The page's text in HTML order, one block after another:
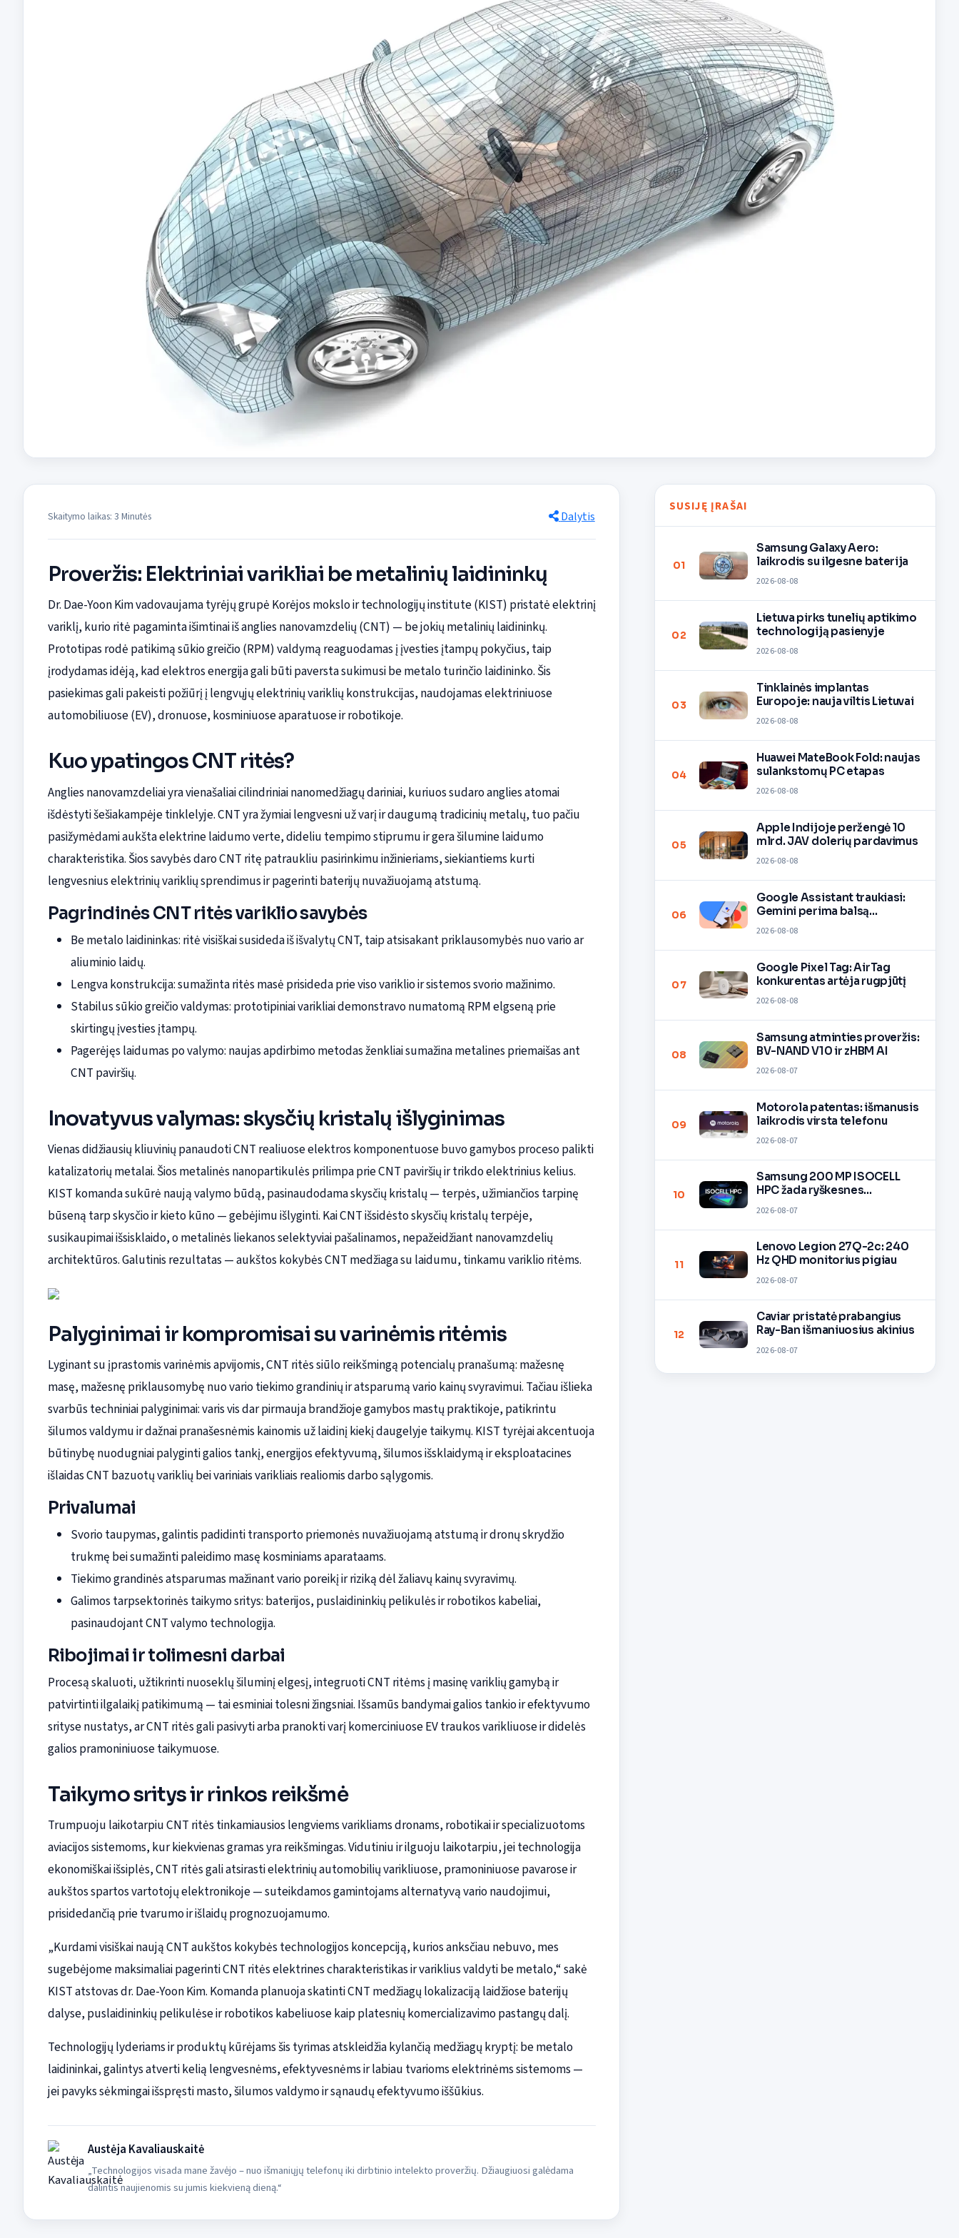
Skaitymo laikas: 3 Minutės Dalytis
Proveržis: Elektriniai varikliai be metalinių laidininkų
Dr. Dae-Yoon Kim vadovaujama tyrėjų grupė Korėjos mokslo ir technologijų institute (KIST) pristatė elektrinį
variklį, kurio ritė pagaminta išimtinai iš anglies nanovamzdelių (CNT) — be jokių metalinių laidininkų.
Prototipas rodė patikimą sūkio greičio (RPM) valdymą reaguodamas į įvesties įtampų pokyčius, taip
įrodydamas idėją, kad elektros energija gali būti paversta sukimusi be metalo turinčio laidininko. Šis
pasiekimas gali pakeisti požiūrį į lengvųjų elektrinių variklių konstrukcijas, naudojamas elektriniuose
automobiliuose (EV), dronuose, kosminiuose aparatuose ir robotikoje.
Kuo ypatingos CNT ritės?
Anglies nanovamzdeliai yra vienašaliai cilindriniai nanomedžiagų dariniai, kuriuos sudaro anglies atomai
išdėstyti šešiakampėje tinklelyje. CNT yra žymiai lengvesni už varį ir daugumą tradicinių metalų, tuo pačiu
pasižymėdami aukšta elektrine laidumo verte, dideliu tempimo stiprumu ir gera šilumine laidumo
charakteristika. Šios savybės daro CNT ritę patraukliu pasirinkimu inžinieriams, siekiantiems kurti
lengvesnius elektrinių variklių sprendimus ir pagerinti baterijų nuvažiuojamą atstumą.
Pagrindinės CNT ritės variklio savybės
Be metalo laidininkas: ritė visiškai susideda iš išvalytų CNT, taip atsisakant priklausomybės nuo vario ar
aliuminio laidų.
Lengva konstrukcija: sumažinta ritės masė prisideda prie viso variklio ir sistemos svorio mažinimo.
Stabilus sūkio greičio valdymas: prototipiniai varikliai demonstravo numatomą RPM elgseną prie
skirtingų įvesties įtampų.
Pagerėjęs laidumas po valymo: naujas apdirbimo metodas ženkliai sumažina metalines priemaišas ant
CNT paviršių.
Inovatyvus valymas: skysčių kristalų išlyginimas
Vienas didžiausių kliuvinių panaudoti CNT realiuose elektros komponentuose buvo gamybos proceso palikti
katalizatorių metalai. Šios metalinės nanopartikulės prilimpa prie CNT paviršių ir trikdo elektrinius kelius.
KIST komanda sukūrė naują valymo būdą, pasinaudodama skysčių kristalų — terpės, užimiančios tarpinę
būseną tarp skysčio ir kieto kūno — gebėjimu išlyginti. Kai CNT išsidėsto skysčių kristalų terpėje,
susikaupimai išsisklaido, o metalinės liekanos selektyviai pašalinamos, nepažeidžiant nanovamzdelių
architektūros. Galutinis rezultatas — aukštos kokybės CNT medžiaga su laidumu, tinkamu variklio ritėms.
Palyginimai ir kompromisai su varinėmis ritėmis
Lyginant su įprastomis varinėmis apvijomis, CNT ritės siūlo reikšmingą potencialų pranašumą: mažesnę
masę, mažesnę priklausomybę nuo vario tiekimo grandinių ir atsparumą vario kainų svyravimui. Tačiau išlieka
svarbūs techniniai palyginimai: varis vis dar pirmauja brandžioje gamybos mastų praktikoje, patikrintu
šilumos valdymu ir dažnai pranašesnėmis kainomis už laidinį kiekį daugelyje taikymų. KIST tyrėjai akcentuoja
būtinybę nuodugniai palyginti galios tankį, energijos efektyvumą, šilumos išsklaidymą ir eksploatacines
išlaidas CNT bazuotų variklių bei variniais varikliais realiomis darbo sąlygomis.
Privalumai
Svorio taupymas, galintis padidinti transporto priemonės nuvažiuojamą atstumą ir dronų skrydžio
trukmę bei sumažinti paleidimo masę kosminiams aparataams.
Tiekimo grandinės atsparumas mažinant vario poreikį ir riziką dėl žaliavų kainų svyravimų.
Galimos tarpsektorinės taikymo sritys: baterijos, puslaidininkių pelikulės ir robotikos kabeliai,
pasinaudojant CNT valymo technologija.
Ribojimai ir tolimesni darbai
Procesą skaluoti, užtikrinti nuoseklų šiluminį elgesį, integruoti CNT ritėms į masinę variklių gamybą ir
patvirtinti ilgalaikį patikimumą — tai esminiai tolesni žingsniai. Išsamūs bandymai galios tankio ir efektyvumo
srityse nustatys, ar CNT ritės gali pasivyti arba pranokti varį komerciniuose EV traukos varikliuose ir didelės
galios pramoniniuose taikymuose.
Taikymo sritys ir rinkos reikšmė
Trumpuoju laikotarpiu CNT ritės tinkamiausios lengviems varikliams dronams, robotikai ir specializuotoms
aviacijos sistemoms, kur kiekvienas gramas yra reikšmingas. Vidutiniu ir ilguoju laikotarpiu, jei technologija
ekonomiškai išsiplės, CNT ritės gali atsirasti elektrinių automobilių varikliuose, pramoniniuose pavarose ir
aukštos spartos vartotojų elektronikoje — suteikdamos gamintojams alternatyvą vario naudojimui,
prisidedančią prie tvarumo ir išlaidų prognozuojamumo.
„Kurdami visiškai naują CNT aukštos kokybės technologijos koncepciją, kurios anksčiau nebuvo, mes
sugebėjome maksimaliai pagerinti CNT ritės elektrines charakteristikas ir variklius valdyti be metalo,“ sakė
KIST atstovas dr. Dae-Yoon Kim. Komanda planuoja skatinti CNT medžiagų lokalizaciją laidžiose baterijų
dalyse, puslaidininkių pelikulėse ir robotikos kabeliuose kaip platesnių komercializavimo pastangų dalį.
Technologijų lyderiams ir produktų kūrėjams šis tyrimas atskleidžia kylančią medžiagų kryptį: be metalo
laidininkai, galintys atverti kelią lengvesnėms, efektyvesnėms ir labiau tvarioms elektrinėms sistemoms —
jei pavyks sėkmingai išspręsti masto, šilumos valdymo ir sąnaudų efektyvumo iššūkius.
Austėja Kavaliauskaitė
„Technologijos visada mane žavėjo – nuo išmaniųjų telefonų iki dirbtinio intelekto proveržių. Džiaugiuosi galėdama
dalintis naujienomis su jumis kiekvieną dieną.“
SUSIJĘ ĮRAŠAI
01
Samsung Galaxy Aero:
laikrodis su ilgesne baterija
2026-08-08
02
Lietuva pirks tunelių aptikimo
technologiją pasienyje
2026-08-08
03
Tinklainės implantas
Europoje: nauja viltis Lietuvai
2026-08-08
04
Huawei MateBook Fold: naujas
sulankstomų PC etapas
2026-08-08
05
Apple Indijoje peržengė 10
mlrd. JAV dolerių pardavimus
2026-08-08
06
Google Assistant traukiasi:
Gemini perima balsą
2026-08-08
07
Google Pixel Tag: AirTag
konkurentas artėja rugpjūtį
2026-08-08
08
Samsung atminties proveržis:
BV-NAND V10 ir zHBM AI
2026-08-07
09
Motorola patentas: išmanusis
laikrodis virsta telefonu
2026-08-07
10
Samsung 200 MP ISOCELL
HPC žada ryškesnes
2026-08-07
11
Lenovo Legion 27Q-2c: 240
Hz QHD monitorius pigiau
2026-08-07
12
Caviar pristatė prabangius
Ray-Ban išmaniuosius akinius
2026-08-07